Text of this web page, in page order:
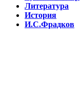
Литература
История
И.С.Фрадков